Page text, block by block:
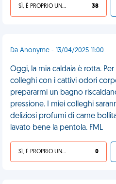
SÌ, È PROPRIO UNA VDM! 38
Da Anonyme - 13/04/2025 11:00
Oggi, la mia caldaia è rotta.
colleghi con i cattivi odori
prepararmi un bagno
pressione. I miei colleghi
deliziosi profumi di carne
lavato bene la pentola. FML
SÌ, È PROPRIO UNA VDM! 0